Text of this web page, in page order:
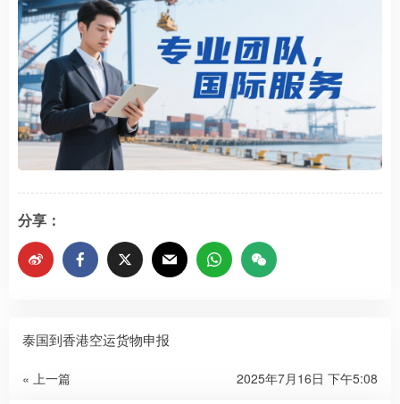
分享：
泰国到香港空运货物申报
« 上一篇 2025年7月16日 下午5:08